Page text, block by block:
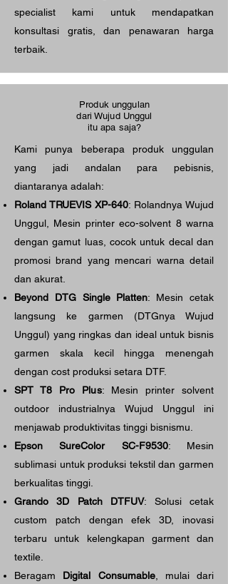
specialist kami untuk mendapatkan
konsultasi gratis, dan penawaran harga
terbaik.
Produk unggulan
dari Wujud Unggul
itu apa saja?
Kami punya beberapa produk unggulan
yang jadi andalan para pebisnis,
diantaranya adalah:
Roland TRUEVIS XP-640: Rolandnya Wujud
Unggul, Mesin printer eco-solvent 8 warna
dengan gamut luas, cocok untuk decal dan
promosi brand yang mencari warna detail
dan akurat.
Beyond DTG Single Platten: Mesin cetak
langsung ke garmen (DTGnya Wujud
Unggul) yang ringkas dan ideal untuk bisnis
garmen skala kecil hingga menengah
dengan cost produksi setara DTF.
SPT T8 Pro Plus: Mesin printer solvent
outdoor industrialnya Wujud Unggul ini
menjawab produktivitas tinggi bisnismu.
Epson SureColor SC-F9530: Mesin
sublimasi untuk produksi tekstil dan garmen
berkualitas tinggi.
Grando 3D Patch DTFUV: Solusi cetak
custom patch dengan efek 3D, inovasi
terbaru untuk kelengkapan garment dan
textile.
Beragam Digital Consumable, mulai dari